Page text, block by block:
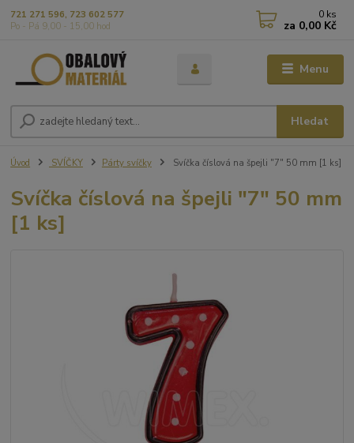
Menu
Hledat
721 271 596, 723 602 577
Po - Pá 9,00 - 15,00 hod
0 ks
za 0,00 Kč
Úvod SVÍČKY Párty svíčky Svíčka číslová na špejli "7" 50 mm [1 ks]
Svíčka číslová na špejli "7" 50 mm
[1 ks]